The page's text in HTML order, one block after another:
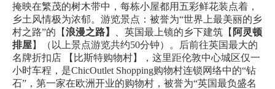
掩映在繁茂的树木带中，每栋小屋都用五彩鲜花装点着，
乡土风情极为浓郁。游览景点：被誉为“世界上最美丽的乡
村之路”的【浪漫之路】 、英国最上镜的乡下建筑【 阿灵顿
排屋】（以上景点游览共约50分钟）。后前往英国最大的
名牌折扣店 【比斯特购物村】，这里距伦敦中心城区仅一
小时车程，是ChicOutlet Shopping购物村连锁网络中的“钻
石”，第一家在欧洲开业的购物村，被誉为“英国最负盛名